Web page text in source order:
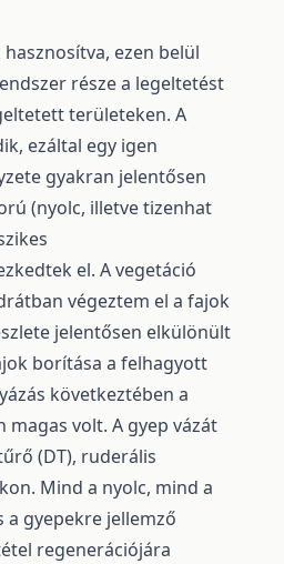
ezen belül
része a legeltetést
területeken. A
ezáltal egy igen
gyakran jelentősen
(nyolc, illetve tizenhat
el. A vegetáció
végeztem el a fajok
jelentősen elkülönült
borítása a felhagyott
következtében a
volt. A gyep vázát
(DT), ruderális
Mind a nyolc, mind a
a gyepekre jellemző
regenerációjára